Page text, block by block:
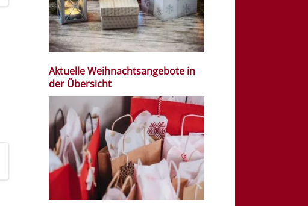
Aktuelle Weihnachtsangebote in
der Übersicht